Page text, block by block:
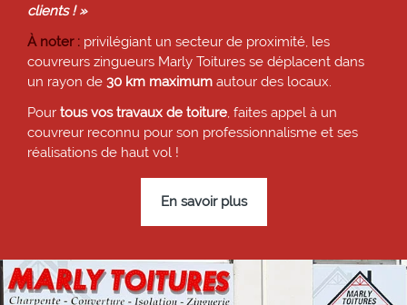
clients ! »
À noter : privilégiant un secteur de proximité, les
couvreurs zingueurs Marly Toitures se déplacent dans
un rayon de 30 km maximum autour des locaux.
Pour tous vos travaux de toiture, faites appel à un
couvreur reconnu pour son professionnalisme et ses
réalisations de haut vol !
En savoir plus